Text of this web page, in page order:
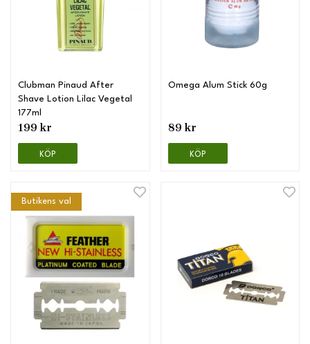
Clubman Pinaud After
Shave Lotion Lilac Vegetal
177ml
199 kr
KÖP
Omega Alum Stick 60g
89 kr
KÖP
Butikens val